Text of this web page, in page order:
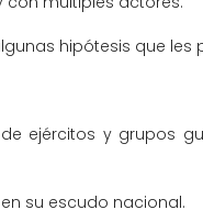
hipótesis que les
ejércitos y grupos
su escudo nacional.